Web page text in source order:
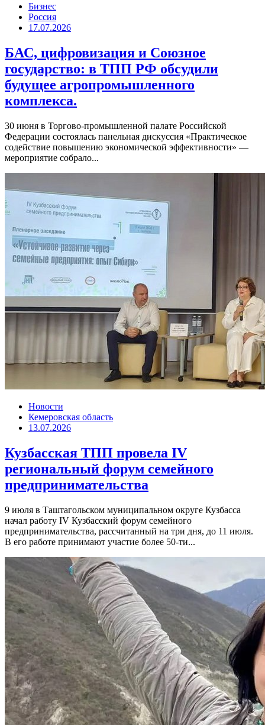
Бизнес
Россия
17.07.2026
БАС, цифровизация и Союзное
государство: в ТПП РФ обсудили
будущее агропромышленного
комплекса.
30 июня в Торгово-промышленной палате Российской
Федерации состоялась панельная дискуссия «Практическое
содействие повышению экономической эффективности» —
мероприятие собрало...
Новости
Кемеровская область
13.07.2026
Кузбасская ТПП провела IV
региональный форум семейного
предпринимательства
9 июля в Таштагольском муниципальном округе Кузбасса
начал работу IV Кузбасский форум семейного
предпринимательства, рассчитанный на три дня, до 11 июля.
В его работе принимают участие более 50-ти...